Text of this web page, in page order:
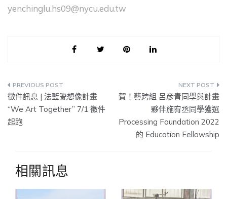
yenchinglu.hs09@nycu.edu.tw
文
章
導
徵件訊息 | 法藍瓷想像計畫
“We Art Together” 7/1 徵件
起跑
賀！藝跨組 呂彦青同學與計畫
夥伴施宥丞同學獲選
Processing Foundation 2022
的 Education Fellowship
相關訊息